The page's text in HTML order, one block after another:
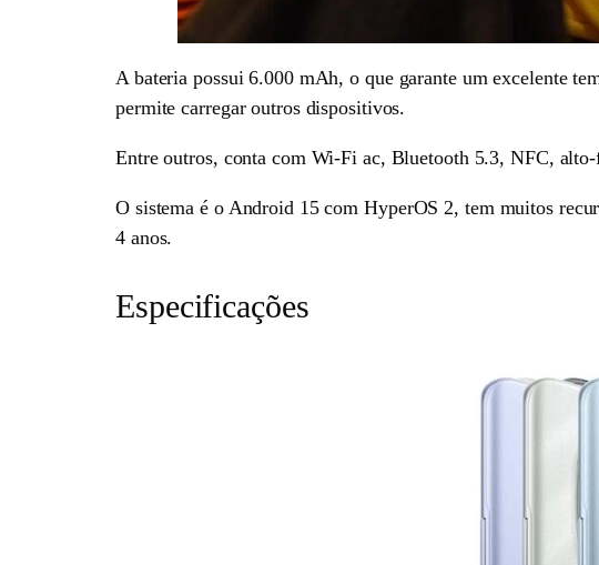
A bateria possui 6.000 mAh, o que garante um excelente
permite carregar outros dispositivos.
Entre outros, conta com Wi-Fi ac, Bluetooth 5.3, NFC,
O sistema é o Android 15 com HyperOS 2, tem muitos
4 anos.
Especificações